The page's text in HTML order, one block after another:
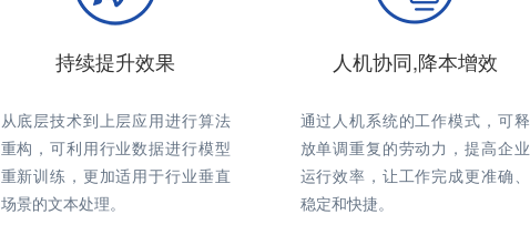
持续提升效果
从底层技术到上层应用进行算法
重构，可利用行业数据进行模型
重新训练，更加适用于行业垂直
场景的文本处理。
人机协同,降本增效
通过人机系统的工作模式，可释
放单调重复的劳动力，提高企业
运行效率，让工作完成更准确、
稳定和快捷。